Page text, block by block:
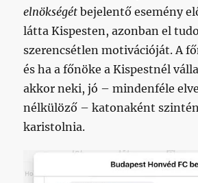
elnökségét bejelentő esemény
látta Kispesten, azonban el
szerencsétlen motivációját. A
és ha a főnöke a Kispestnél
akkor neki, jó – mindenféle
nélkülöző – katonaként
karistolnia.